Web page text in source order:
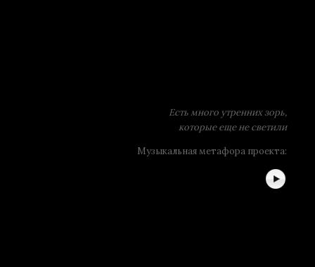
Есть много утренних зорь,
которые еще не светили
Музыкальная метафора проекта: